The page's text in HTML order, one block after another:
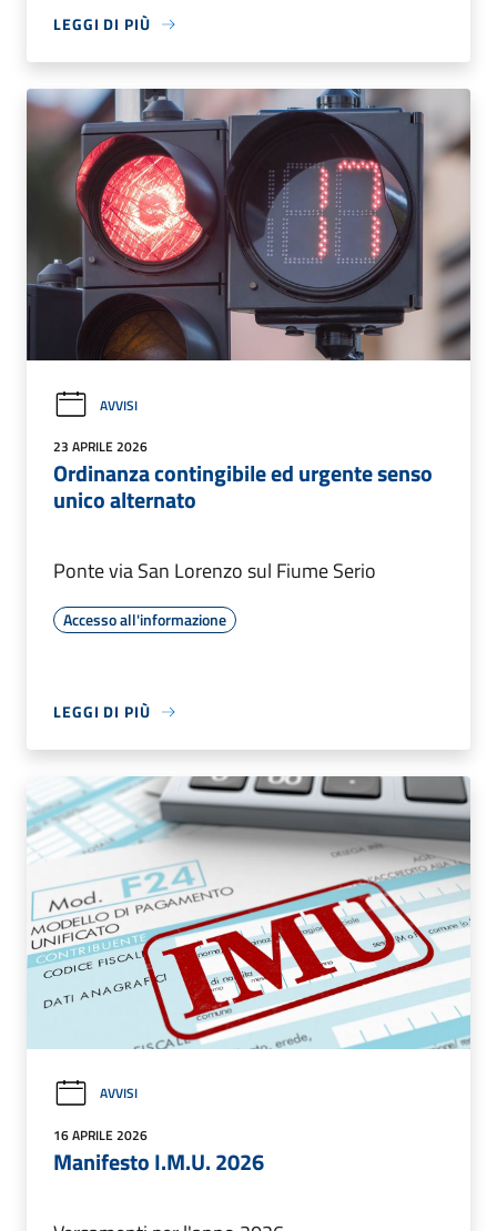
LEGGI DI PIÙ
AVVISI
23 APRILE 2026
Ordinanza contingibile ed urgente senso
unico alternato
Ponte via San Lorenzo sul Fiume Serio
Accesso all'informazione
LEGGI DI PIÙ
AVVISI
16 APRILE 2026
Manifesto I.M.U. 2026